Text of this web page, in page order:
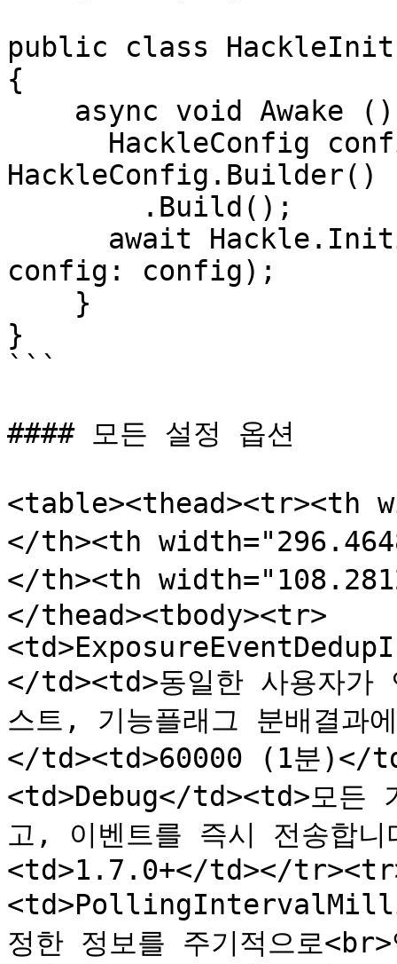
public class HackleInit
{
HackleConfig.Builder()
config: config);
}
```
#### 모든 설정 옵션
<table><thead><tr><th
</th><th
</th><th
</thead><tbody><tr>
</td><td>동일한 사용자가
스트, 기능플래그 분배결과
</td><td>60000 (1분
<td>Debug</td><td>모든
고, 이벤트를 즉시 전송
<td>1.7.0+</td></
정한 정보를 주기적으로